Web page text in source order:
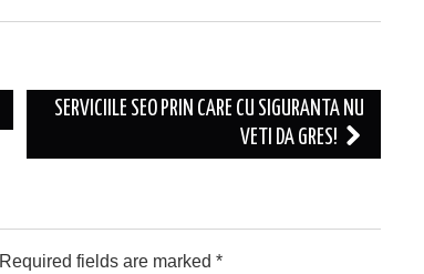
SERVICIILE SEO PRIN CARE CU SIGURANTA NU
VETI DA GRES!
Required fields are marked *